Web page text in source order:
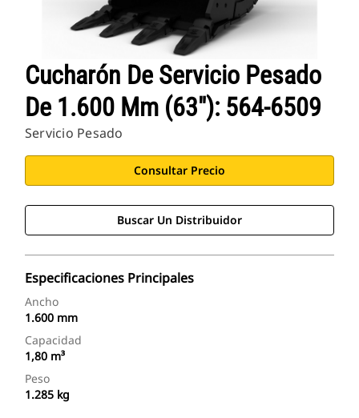
Aplicaciones Cat
Cucharón De Servicio Pesado
De 1.600 Mm (63"): 564-6509
Servicio Pesado
Consultar Precio
Buscar Un Distribuidor
Especificaciones Principales
Ancho
1.600 mm
Capacidad
1,80 m³
Peso
1.285 kg